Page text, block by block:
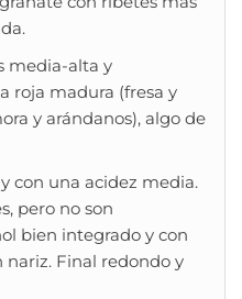
media-alta y
roja madura (fresa y
y arándanos), algo de
con una acidez media.
pero no son
bien integrado y con
nariz. Final redondo y